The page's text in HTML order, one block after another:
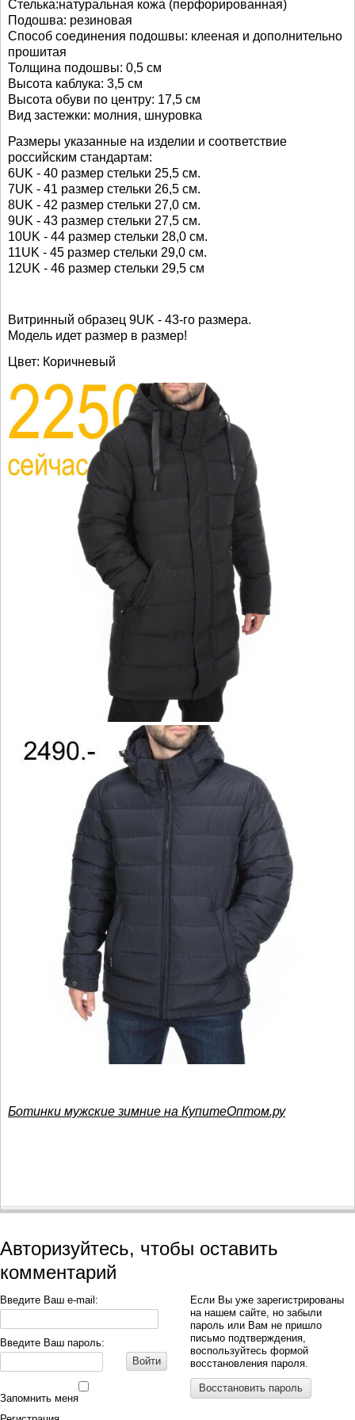
Стелька:натуральная кожа (перфорированная)
Подошва: резиновая
Способ соединения подошвы: клееная и дополнительно
прошитая
Толщина подошвы: 0,5 см
Высота каблука: 3,5 см
Высота обуви по центру: 17,5 см
Вид застежки: молния, шнуровка
Размеры указанные на изделии и соответствие
российским стандартам:
6UK - 40 размер стельки 25,5 см.
7UK - 41 размер стельки 26,5 см.
8UK - 42 размер стельки 27,0 см.
9UK - 43 размер стельки 27,5 см.
10UK - 44 размер стельки 28,0 см.
11UK - 45 размер стельки 29,0 см.
12UK - 46 размер стельки 29,5 см
Витринный образец 9UK - 43-го размера.
Модель идет размер в размер!
Цвет: Коричневый
Ботинки мужские зимние на КупитеОптом.ру
Авторизуйтесь, чтобы оставить
комментарий
Введите Ваш e-mail:
Введите Ваш пароль:
Войти
Запомнить меня
Если Вы уже зарегистрированы
на нашем сайте, но забыли
пароль или Вам не пришло
письмо подтверждения,
воспользуйтесь формой
восстановления пароля.
Восстановить пароль